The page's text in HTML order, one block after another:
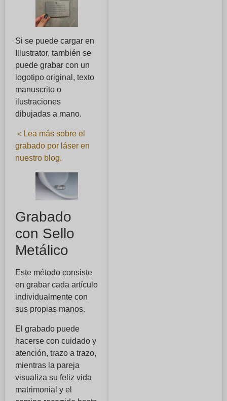
Si se puede cargar en
Illustrator, también se
puede grabar con un
logotipo original, texto
manuscrito o
ilustraciones
dibujadas a mano.
＜Lea más sobre el
grabado por láser en
nuestro blog.
Grabado
con Sello
Metálico
Este método consiste
en grabar cada artículo
individualmente con
sus propias manos.
El grabado puede
hacerse con cuidado y
atención, trazo a trazo,
mientras la pareja
visualiza su feliz vida
matrimonial y el